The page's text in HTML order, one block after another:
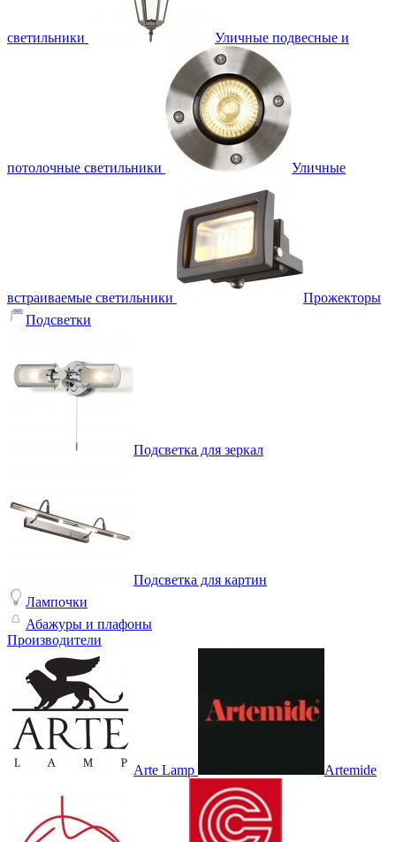
светильники Уличные подвесные и
потолочные светильники Уличные
встраиваемые светильники
Прожекторы
Подсветки
Подсветка для зеркал
Подсветка для картин
Лампочки
Абажуры и плафоны
Производители
Arte Lamp Artemide